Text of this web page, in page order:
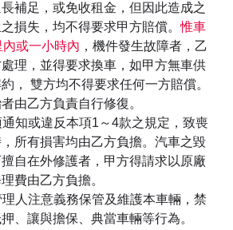
補足，或免收租金，但因此造成之
損失，均不得要求甲方賠償。惟車
或一小時內 ，機件發生故障者，乙
理，並得要求換車，如甲方無車供
， 雙方均不得要求任何一方賠償。
由乙方負責自行修復。
知或違反本項1～4款之規定，致喪
所有損害均由乙方負擔。汽車之毀
自在外修護者，甲方得請求以原廠
費由乙方負擔。
人注意義務保管及維護本車輛，禁
、讓與擔保、典當車輛等行為。